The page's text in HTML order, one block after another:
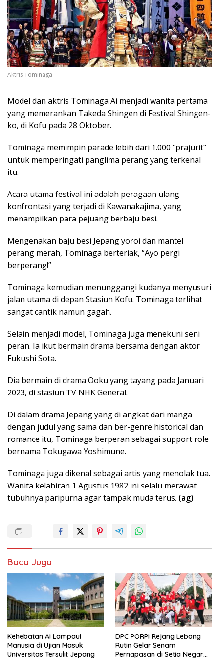
Aktris Tominaga
Model dan aktris Tominaga Ai menjadi wanita pertama
yang memerankan Takeda Shingen di Festival Shingen-
ko, di Kofu pada 28 Oktober.
Tominaga memimpin parade lebih dari 1.000 “prajurit”
untuk memperingati panglima perang yang terkenal
itu.
Acara utama festival ini adalah peragaan ulang
konfrontasi yang terjadi di Kawanakajima, yang
menampilkan para pejuang berbaju besi.
Mengenakan baju besi Jepang yoroi dan mantel
perang merah, Tominaga berteriak, “Ayo pergi
berperang!”
Tominaga kemudian menunggangi kudanya menyusuri
jalan utama di depan Stasiun Kofu. Tominaga terlihat
sangat cantik namun gagah.
Selain menjadi model, Tominaga juga menekuni seni
peran. Ia ikut bermain drama bersama dengan aktor
Fukushi Sota.
Dia bermain di drama Ooku yang tayang pada Januari
2023, di stasiun TV NHK General.
Di dalam drama Jepang yang di angkat dari manga
dengan judul yang sama dan ber-genre historical dan
romance itu, Tominaga berperan sebagai support role
bernama Tokugawa Yoshimune.
Tominaga juga dikenal sebagai artis yang menolak tua.
Wanita kelahiran 1 Agustus 1982 ini selalu merawat
tubuhnya paripurna agar tampak muda terus. (ag)
Baca Juga
Kehebatan AI Lampaui
Manusia di Ujian Masuk
Universitas Tersulit Jepang
DPC PORPI Rejang Lebong
Rutin Gelar Senam
Pernapasan di Setia Negara